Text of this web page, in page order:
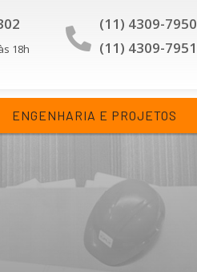
18h
(11) 4309-7950
(11) 4309-7951
ENGENHARIA E PROJETOS